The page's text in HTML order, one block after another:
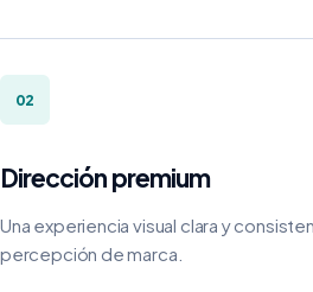
02
Dirección premium
Una experiencia visual clara y
percepción de marca.